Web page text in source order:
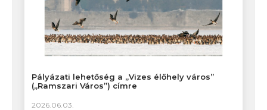
Pályázati lehetőség a „Vizes élőhely város”
(„Ramszari Város”) címre
2026.06.03.